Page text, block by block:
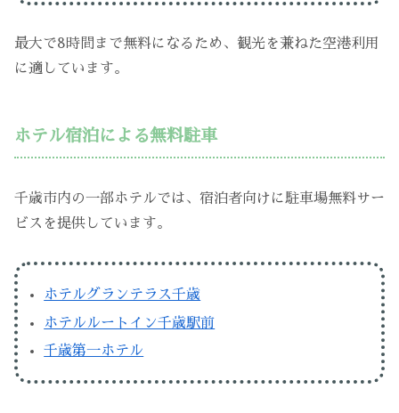
最大で8時間まで無料になるため、観光を兼ねた空港利用
に適しています。
ホテル宿泊による無料駐車
千歳市内の一部ホテルでは、宿泊者向けに駐車場無料サー
ビスを提供しています。
ホテルグランテラス千歳
ホテルルートイン千歳駅前
千歳第一ホテル